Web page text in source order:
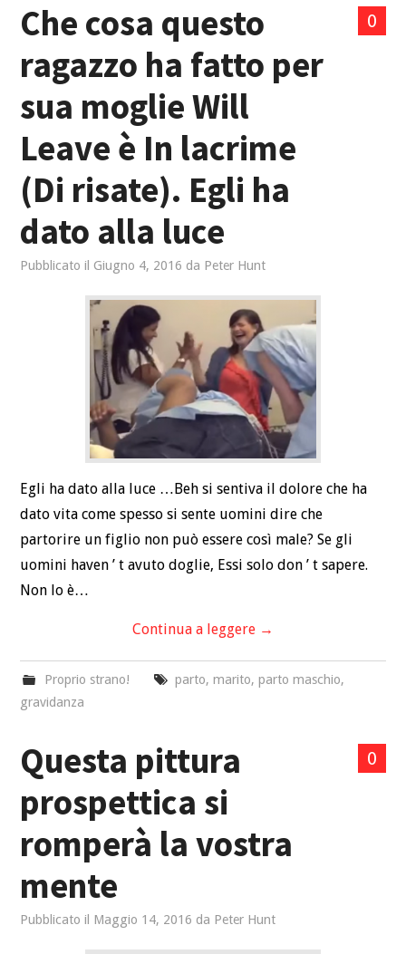
0
Che cosa questo
ragazzo ha fatto per
sua moglie Will
Leave è In lacrime
(Di risate). Egli ha
dato alla luce
Pubblicato il Giugno 4, 2016 da Peter Hunt
Egli ha dato alla luce …Beh si sentiva il dolore che ha
dato vita come spesso si sente uomini dire che
partorire un figlio non può essere così male? Se gli
uomini haven ’ t avuto doglie, Essi solo don ’ t sapere.
Non lo è…
Continua a leggere →
Proprio strano! parto, marito, parto maschio,
gravidanza
0
Questa pittura
prospettica si
romperà la vostra
mente
Pubblicato il Maggio 14, 2016 da Peter Hunt